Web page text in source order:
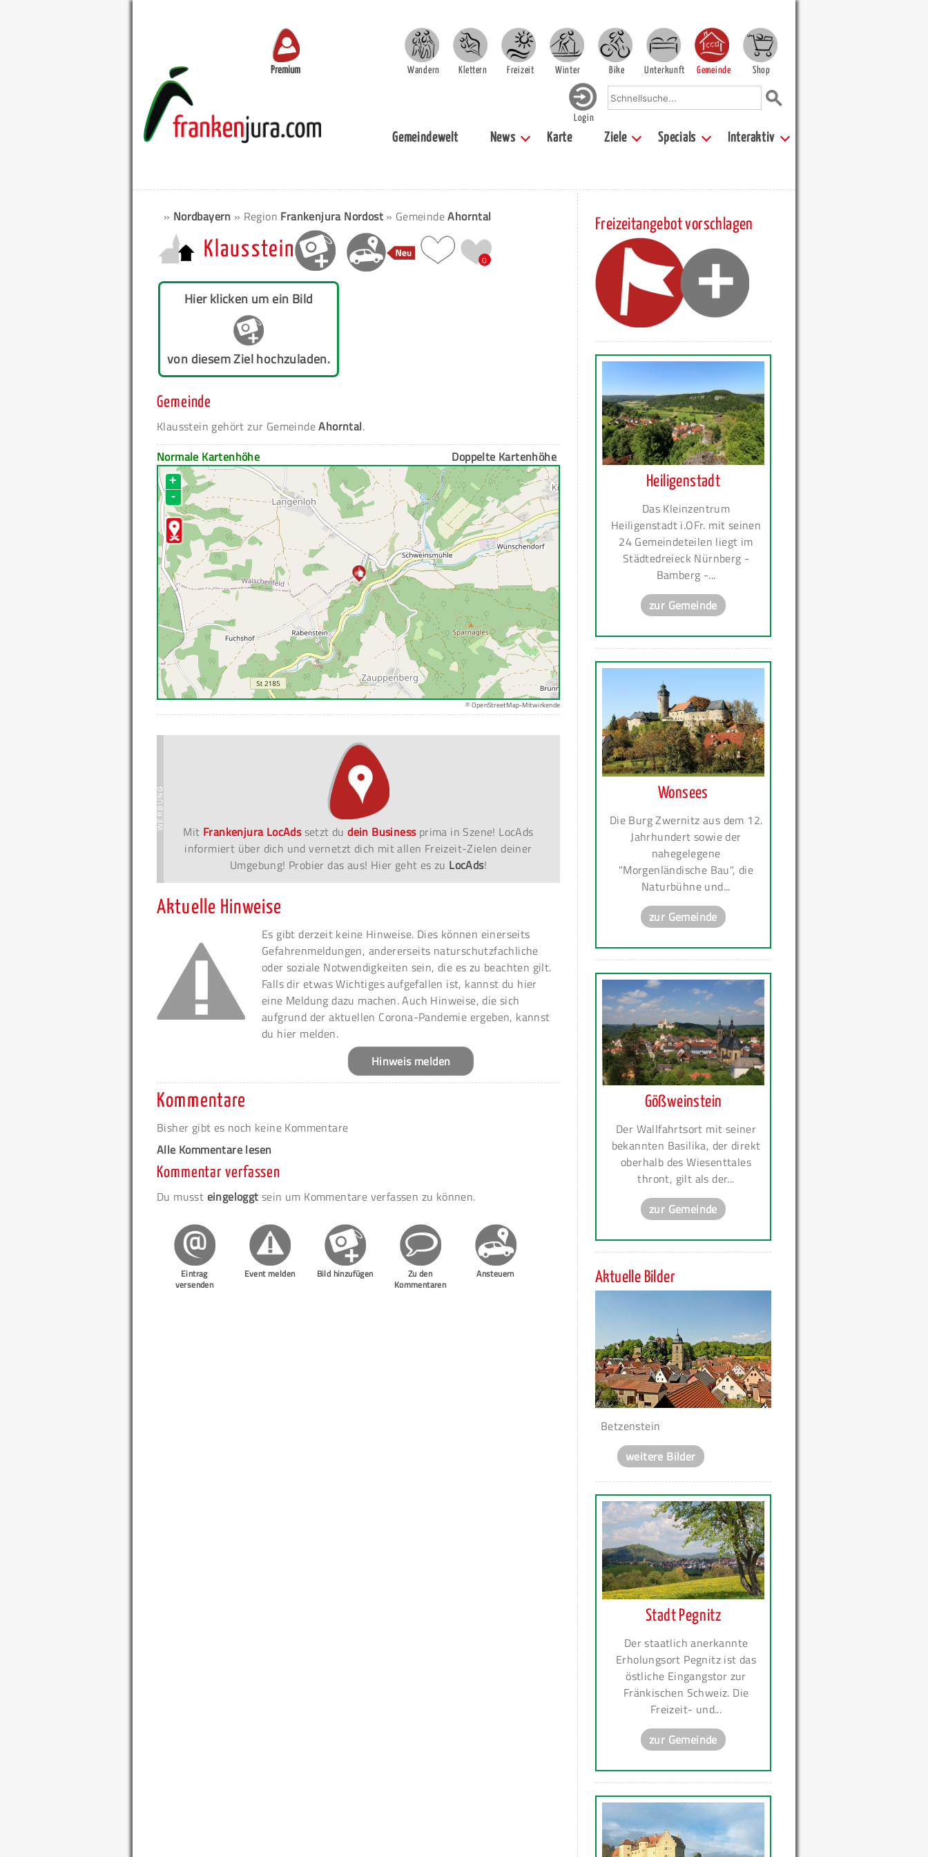
Premium Wandern Klettern Freizeit Winter Bike Unterkunft Gemeinde Shop
Login
Gemeindewelt News Karte Ziele Specials Interaktiv
» Nordbayern » Region Frankenjura Nordost » GemeindeAhorntal
Klausstein 0
Hier klicken um ein Bild
von diesem Ziel hochzuladen.
Gemeinde
Klausstein gehört zur GemeindeAhorntal.
Normale Kartenhöhe
Doppelte Kartenhöhe
+
-
© OpenStreetMap-Mitwirkende
Mit Frankenjura LocAdssetzt dudein Businessprima in Szene! LocAds
informiert über dich und vernetzt dich mit allen Freizeit-Zielen deiner
Umgebung! Probier das aus! Hier geht es zu LocAds!
Aktuelle Hinweise
Es gibt derzeit keine Hinweise. Dies können einerseits
Gefahrenmeldungen, andererseits naturschutzfachliche
oder soziale Notwendigkeiten sein, die es zu beachten gilt.
Falls dir etwas Wichtiges aufgefallen ist, kannst du hier
eine Meldung dazu machen. Auch Hinweise, die sich
aufgrund der aktuellen Corona-Pandemie ergeben, kannst
du hier melden.
Hinweis melden
Kommentare
Bisher gibt es noch keine Kommentare
Alle Kommentare lesen
Kommentar verfassen
Du musst eingeloggt sein um Kommentare verfassen zu können.
Eintrag
versenden
Event melden Bild hinzufügen
Zu den
Kommentaren
Ansteuern
Freizeitangebot vorschlagen
Heiligenstadt
Das Kleinzentrum
Heiligenstadt i.OFr. mit seinen
24 Gemeindeteilen liegt im
Städtedreieck Nürnberg -
Bamberg -...
zur Gemeinde
Wonsees
Die Burg Zwernitz aus dem 12.
Jahrhundert sowie der
nahegelegene
"Morgenländische Bau", die
Naturbühne und...
zur Gemeinde
Gößweinstein
Der Wallfahrtsort mit seiner
bekannten Basilika, der direkt
oberhalb des Wiesenttales
thront, gilt als der...
zur Gemeinde
Aktuelle Bilder
Betzenstein
weitere Bilder
Stadt Pegnitz
Der staatlich anerkannte
Erholungsort Pegnitz ist das
östliche Eingangstor zur
Fränkischen Schweiz. Die
Freizeit- und...
zur Gemeinde